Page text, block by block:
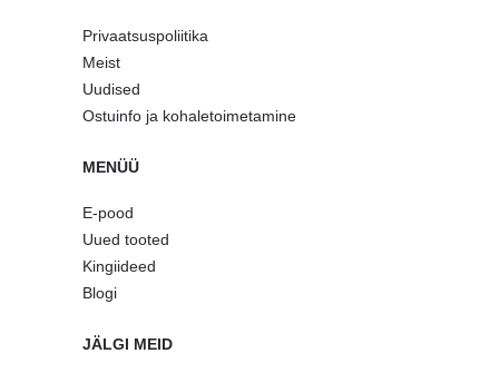
Privaatsuspoliitika
Meist
Uudised
Ostuinfo ja kohaletoimetamine
MENÜÜ
E-pood
Uued tooted
Kingiideed
Blogi
JÄLGI MEID